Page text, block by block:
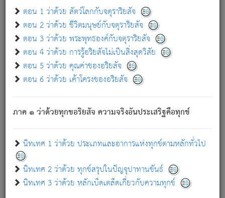
ตอน 1 ว่าด้วย สัตว์โลกกับจตุราริยสัจ
ตอน 2 ว่าด้วย ชีวิตมนุษย์กับจตุราริยสัจ
ตอน 3 ว่าด้วย พระพุทธองค์กับจตุราริยสัจ
ตอน 4 ว่าด้วย การรู้อริยสัจไม่เป็นสิ่งสุดวิสัย
ตอน 5 ว่าด้วย คุณค่าของอริยสัจ
ตอน 6 ว่าด้วย เค้าโครงของอริยสัจ
ภาค ๑ ว่าด้วยทุกขอริยสัจ ความจริงอันประเสริฐคือทุกข์
นิทเทศ 1 ว่าด้วย ประเภทและอาการแห่งทุกข์ตามหลักทั่วไป
นิทเทศ 2 ว่าด้วย ทุกข์สรุปในปัญจุปาทานขันธ์
นิทเทศ 3 ว่าด้วย หลักเบ็ดเตล็ดเกี่ยวกับความทุกข์
เขาเพลิดเพลินยิ่งนักในสิ่งใด สิ่งนั้นเป็นภัย (ที่เขาไม่รู้จัก)
เขากลัวต่อสิ่งใดสิ่งนั้นเป็นทุกข์
พรหมจรรย์นี้ อันบุคคลย่อมประพฤติ ก็เพื่อการละขาดซึ่ง
ภพ.
สมณะหรือพราหมณ์เหล่าใด กล่าวความหลุดพ้นจากภพว่า
มีได้เพราะภพ เรากล่าวว่า สมณะหรือพราหมณ์ทั้งปวงนั้น
มิใช่ผู้หลดพ้นจากภพ.
ภพ ว่ามีได้เพราะวิภพ[2]: เรากล่าวว่า สมณะหรือพราหมณ์ทั้ง
ปวงนั้น ก็ยังสลัดภพออกไปไม่ได้.
ก็ทุกข์นี้มีขึ้น เพราะอาศัยซึ่งอุปธิทั้งปวง.
เพราะความสิ้นไปแห่งอุปาทานทั้งปวง ความเกิดขึ้นแห่ง
ทุกข์จึงไม่มี.
ท่านจงดูโลกนี้เถิด (จะเห็นว่า) สัตว์ทั้งหลายอันอวิชาหนา
แน่นบังหนาแล้ว; และว่า สัตว์ผู้ยินดีในภพอันเป็นแล้วนั้น ย่อม